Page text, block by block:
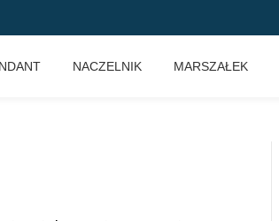
NACZELNIK MARSZAŁEK